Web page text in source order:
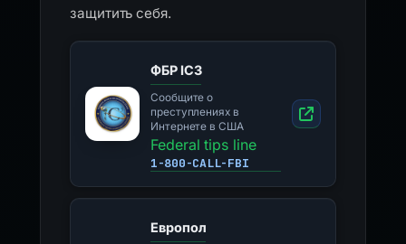
защитить себя.
ФБР IC3
Сообщите о
преступлениях в
Интернете в США
Federal tips line
1-800-CALL-FBI
Европол